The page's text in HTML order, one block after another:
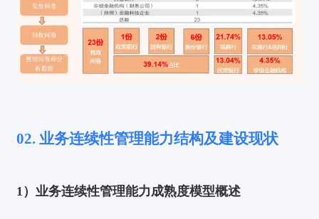
02. 业务连续性管理能力结构及建设现状
1）业务连续性管理能力成熟度模型概述